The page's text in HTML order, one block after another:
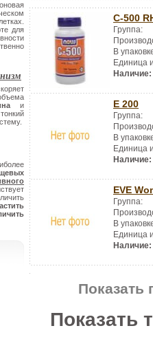
для
и
C-500
Группа:
В
Единица
Наличие:
E 200
Группа:
В
Единица
Наличие:
EVE
Группа:
В
Единица
Наличие:
Показать
Показать